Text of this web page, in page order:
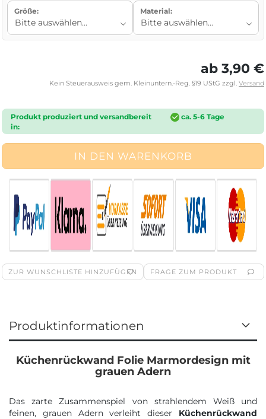
Größe: Material:
ab 3,90 €
Kein Steuerausweis gem. Kleinuntern.-Reg. §19 UStG zzgl. Versand
Produkt produziert und versandbereit
in:
ca. 5-6 Tage
ZUR WUNSCHLISTE HINZUFÜGEN FRAGE ZUM PRODUKT
Produktinformationen
Küchenrückwand Folie Marmordesign mit
grauen Adern
Das zarte Zusammenspiel von strahlendem Weiß und
feinen, grauen Adern verleiht dieser Küchenrückwand